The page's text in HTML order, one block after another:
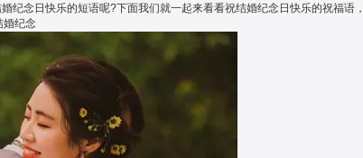
纪念日快乐的短语呢?下面我们就一起来看看祝结婚纪念日快乐的祝福语
婚纪念